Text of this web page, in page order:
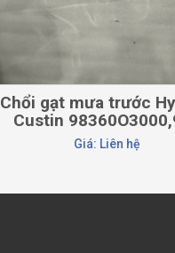
Chổi gạt mưa trước
Custin
Giá: Liên hệ